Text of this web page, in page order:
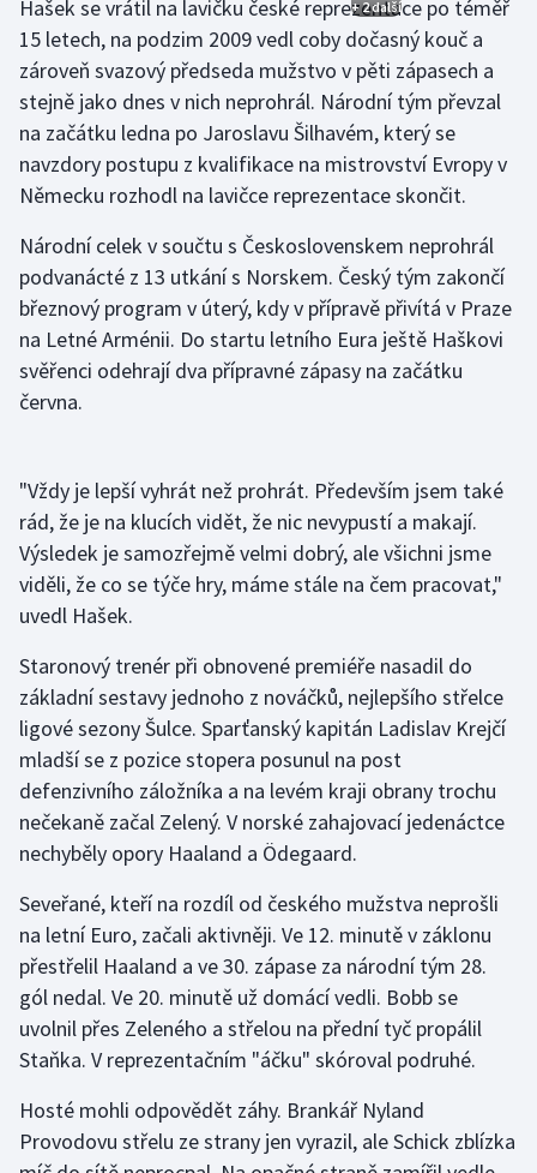
Moderní pětiboj
Motorsport
Olympijské hry
Parasport
Plavání
Plážový volejbal
Ragby
Rychlostní kanoistika
Short track
Sportovní střelba
Stolní tenis
Triatlon
Veslování
Vodní slalom
Ostatní
+ 2 další
Hašek se vrátil na lavičku české reprezentace po téměř
15 letech, na podzim 2009 vedl coby dočasný kouč a
zároveň svazový předseda mužstvo v pěti zápasech a
stejně jako dnes v nich neprohrál. Národní tým převzal
na začátku ledna po Jaroslavu Šilhavém, který se
navzdory postupu z kvalifikace na mistrovství Evropy v
Německu rozhodl na lavičce reprezentace skončit.
Národní celek v součtu s Československem neprohrál
podvanácté z 13 utkání s Norskem. Český tým zakončí
březnový program v úterý, kdy v přípravě přivítá v Praze
na Letné Arménii. Do startu letního Eura ještě Haškovi
svěřenci odehrají dva přípravné zápasy na začátku
června.
"Vždy je lepší vyhrát než prohrát. Především jsem také
rád, že je na klucích vidět, že nic nevypustí a makají.
Výsledek je samozřejmě velmi dobrý, ale všichni jsme
viděli, že co se týče hry, máme stále na čem pracovat,"
uvedl Hašek.
Staronový trenér při obnovené premiéře nasadil do
základní sestavy jednoho z nováčků, nejlepšího střelce
ligové sezony Šulce. Sparťanský kapitán Ladislav Krejčí
mladší se z pozice stopera posunul na post
defenzivního záložníka a na levém kraji obrany trochu
nečekaně začal Zelený. V norské zahajovací jedenáctce
nechyběly opory Haaland a Ödegaard.
Seveřané, kteří na rozdíl od českého mužstva neprošli
na letní Euro, začali aktivněji. Ve 12. minutě v záklonu
přestřelil Haaland a ve 30. zápase za národní tým 28.
gól nedal. Ve 20. minutě už domácí vedli. Bobb se
uvolnil přes Zeleného a střelou na přední tyč propálil
Staňka. V reprezentačním "áčku" skóroval podruhé.
Hosté mohli odpovědět záhy. Brankář Nyland
Provodovu střelu ze strany jen vyrazil, ale Schick zblízka